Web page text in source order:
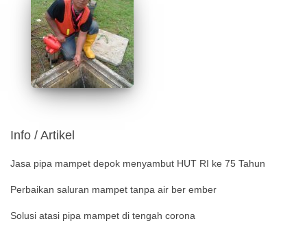
Info / Artikel
Jasa pipa mampet depok menyambut HUT RI ke 75 Tahun
Perbaikan saluran mampet tanpa air ber ember
Solusi atasi pipa mampet di tengah corona